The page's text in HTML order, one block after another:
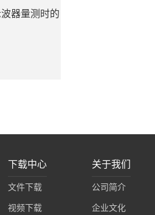
器量测时的
下载中心
文件下载
视频下载
关于我们
公司简介
企业文化